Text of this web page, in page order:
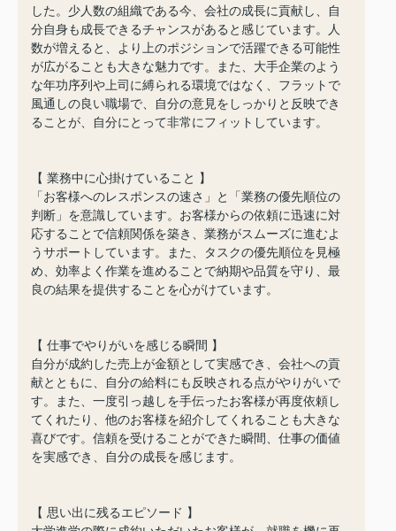
した。少人数の組織である今、会社の成長に貢献し、自
分自身も成長できるチャンスがあると感じています。人
数が増えると、より上のポジションで活躍できる可能性
が広がることも大きな魅力です。また、大手企業のよう
な年功序列や上司に縛られる環境ではなく、フラットで
風通しの良い職場で、自分の意見をしっかりと反映でき
ることが、自分にとって非常にフィットしています。
【 業務中に心掛けていること 】
「お客様へのレスポンスの速さ」と「業務の優先順位の
判断」を意識しています。お客様からの依頼に迅速に対
応することで信頼関係を築き、業務がスムーズに進むよ
うサポートしています。また、タスクの優先順位を見極
め、効率よく作業を進めることで納期や品質を守り、最
良の結果を提供することを心がけています。
【 仕事でやりがいを感じる瞬間 】
自分が成約した売上が金額として実感でき、会社への貢
献とともに、自分の給料にも反映される点がやりがいで
す。また、一度引っ越しを手伝ったお客様が再度依頼し
てくれたり、他のお客様を紹介してくれることも大きな
喜びです。信頼を受けることができた瞬間、仕事の価値
を実感でき、自分の成長を感じます。
【 思い出に残るエピソード 】